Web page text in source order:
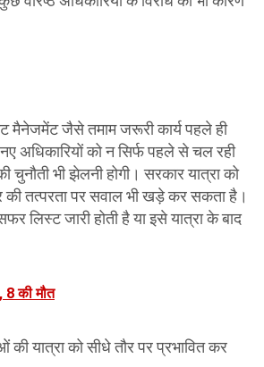
मैनेजमेंट जैसे तमाम जरूरी कार्य पहले ही
अधिकारियों को न सिर्फ पहले से चल रही
चुनौती भी झेलनी होगी। सरकार यात्रा को
की तत्परता पर सवाल भी खड़े कर सकता है।
लिस्ट जारी होती है या इसे यात्रा के बाद
8 की मौत
यात्रा को सीधे तौर पर प्रभावित कर